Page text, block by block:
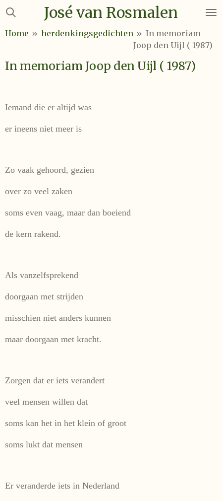
Ga
naar
José van Rosmalen
Home » herdenkingsgedichten » In memoriam
Joop den Uijl ( 1987)
In memoriam Joop den Uijl ( 1987)
Iemand die er altijd was
er ineens niet meer is
Zo vaak gehoord, gezien
over zo veel zaken
soms even vaag, maar dan boeiend
de kern rakend.
Als vanzelfsprekend
doorgaan met strijden
misschien niet anders kunnen
maar doorgaan met kracht.
Zorgen dat er iets verandert
veel mensen willen dat
soms kan het in het klein of groot
soms lukt dat mensen
Er veranderde iets in Nederland